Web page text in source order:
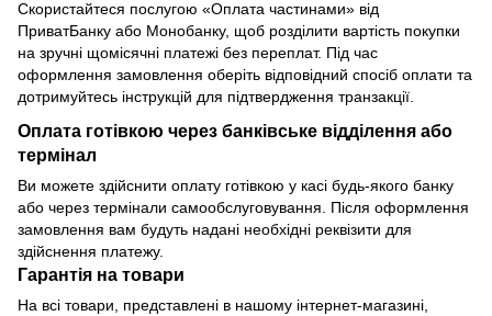
Скористайтеся послугою «Оплата частинами» від
ПриватБанку або Монобанку, щоб розділити вартість покупки
на зручні щомісячні платежі без переплат. Під час
оформлення замовлення оберіть відповідний спосіб оплати та
дотримуйтесь інструкцій для підтвердження транзакції.
Оплата готівкою через банківське відділення або
термінал
Ви можете здійснити оплату готівкою у касі будь-якого банку
або через термінали самообслуговування. Після оформлення
замовлення вам будуть надані необхідні реквізити для
здійснення платежу.
Гарантія на товари
На всі товари, представлені в нашому інтернет-магазині,